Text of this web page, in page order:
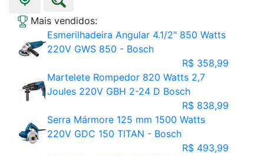
Mais vendidos:
Esmerilhadeira Angular 4.1/2" 850 Watts
220V GWS 850 - Bosch
R$ 358,99
Martelete Rompedor 820 Watts 2,7
Joules 220V GBH 2-24 D Bosch
R$ 838,99
Serra Mármore 125 mm 1500 Watts
220V GDC 150 TITAN - Bosch
R$ 493,99